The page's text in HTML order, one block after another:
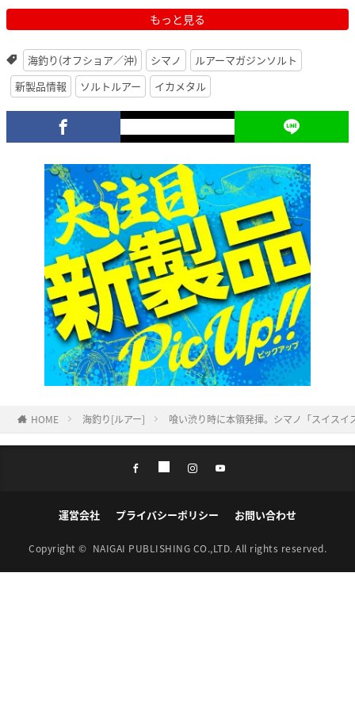
もっと見る
海釣り(オフショア／沖) シマノ
ルアーマガジンソルト
新製品情報
ソルトルアー イカメタル
HOME 海釣り[ルアー] 喰い渋り時に本領発揮。シマノ「スイス
運営会社 プライバシーポリシー お問い合わせ
Copyright © NAIGAI PUBLISHING CO.,LTD. All rights reserved.